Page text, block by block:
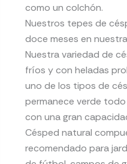
como un colchón.
Nuestros tepes de
doce meses en
Nuestra variedad de
fríos y con heladas
uno de los tipos de
permanece verde
con una gran
Césped natural
recomendado para